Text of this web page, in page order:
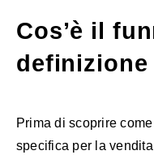
Cos’è il
definizione
Prima di scoprire
specifica per la